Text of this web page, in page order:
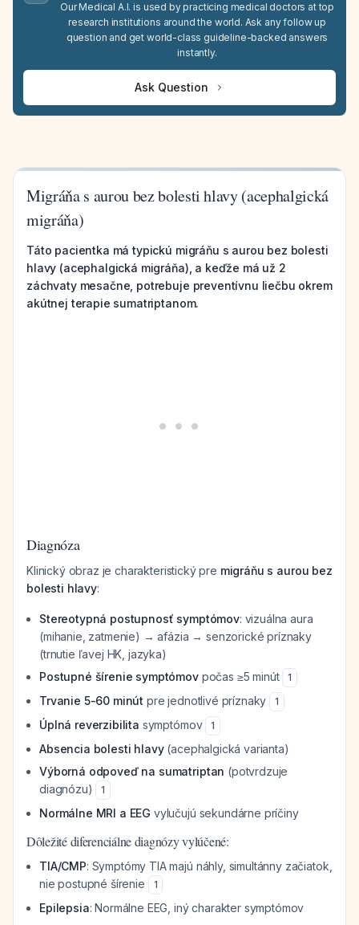
Our Medical A.I. is used by practicing medical doctors at top
research institutions around the world. Ask any follow up
question and get world-class guideline-backed answers
instantly.
Ask Question
Migráňa s aurou bez bolesti hlavy (acephalgická
migráňa)
Táto pacientka má typickú migráňu s aurou bez bolesti
hlavy (acephalgická migráňa), a keďže má už 2
záchvaty mesačne, potrebuje preventívnu liečbu okrem
akútnej terapie sumatriptanom.
Diagnóza
Klinický obraz je charakteristický pre migráňu s aurou bez
bolesti hlavy:
Stereotypná postupnosť symptómov: vizuálna aura
(mihanie, zatmenie) → afázia → senzorické príznaky
(trnutie ľavej HK, jazyka)
Postupné šírenie symptómovpočas ≥5 minút 1
Trvanie 5-60 minút pre jednotlivé príznaky 1
Úplná reverzibilita symptómov 1
Absencia bolesti hlavy(acephalgická varianta)
Výborná odpoveď na sumatriptan (potvrdzuje
diagnózu)
1
Normálne MRI a EEG vylučujú sekundárne príčiny
Dôležité diferenciálne diagnózy vylúčené:
TIA/CMP: Symptómy TIA majú náhly, simultánny začiatok,
nie postupné šírenie
1
Epilepsia: Normálne EEG, iný charakter symptómov